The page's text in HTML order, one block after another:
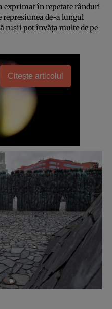
exprimat în repetate rânduri
represiunea de-a lungul
ruşii pot învăţa multe de pe
Citește articolul